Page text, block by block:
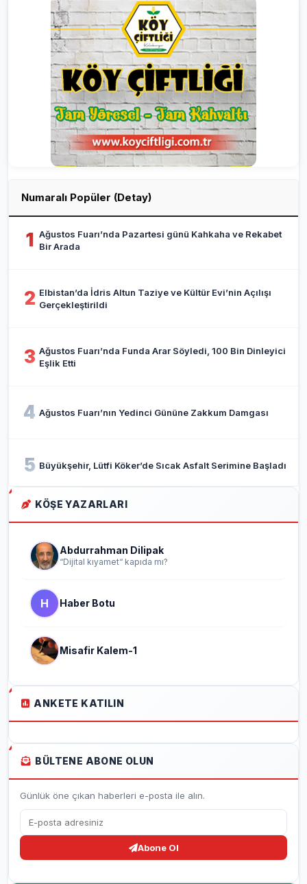
Numaralı Popüler (Detay)
1
Ağustos Fuarı’nda Pazartesi günü Kahkaha ve Rekabet
Bir Arada
2 Elbistan’da İdris Altun Taziye ve Kültür Evi’nin Açılışı
Gerçekleştirildi
3 Ağustos Fuarı’nda Funda Arar Söyledi, 100 Bin Dinleyici
Eşlik Etti
4 Ağustos Fuarı’nın Yedinci Gününe Zakkum Damgası
5 Büyükşehir, Lütfi Köker’de Sıcak Asfalt Serimine Başladı
KÖŞE YAZARLARI
Abdurrahman Dilipak
“Dijital kıyamet“ kapıda mı?
H Haber Botu
Misafir Kalem-1
ANKETE KATILIN
BÜLTENE ABONE OLUN
Günlük öne çıkan haberleri e-posta ile alın.
Abone Ol